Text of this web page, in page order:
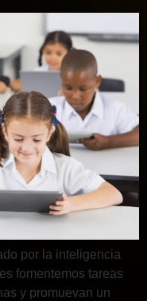
por la inteligencia
fomentemos tareas
y promuevan un